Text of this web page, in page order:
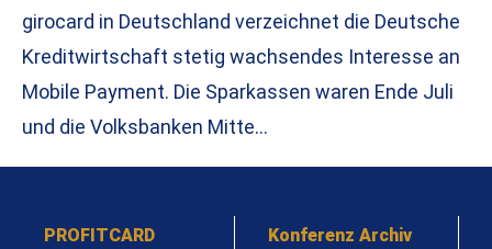
girocard in Deutschland verzeichnet die Deutsche
Kreditwirtschaft stetig wachsendes Interesse an
Mobile Payment. Die Sparkassen waren Ende Juli
und die Volksbanken Mitte…
PROFITCARD
Konferenz Archiv